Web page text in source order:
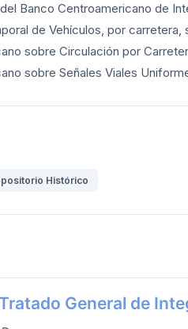
Banco Centroamericano de
de Vehículos, por
sobre Circulación por
sobre Señales Viales
Histórico
General de